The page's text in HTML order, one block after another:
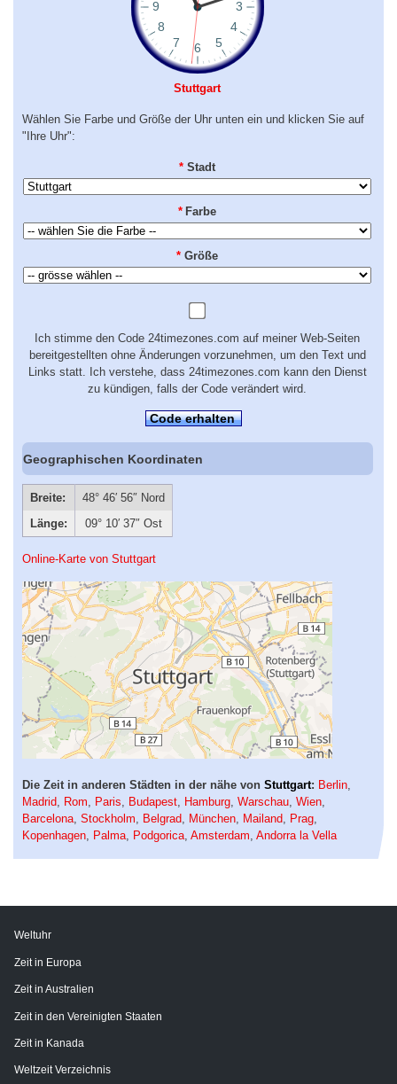
Stuttgart
Wählen Sie Farbe und Größe der Uhr unten ein und klicken Sie auf
"Ihre Uhr":
* Stadt
* Farbe
* Größe
Ich stimme den Code 24timezones.com auf meiner Web-Seiten
bereitgestellten ohne Änderungen vorzunehmen, um den Text und
Links statt. Ich verstehe, dass 24timezones.com kann den Dienst
zu kündigen, falls der Code verändert wird.
Code erhalten
Geographischen Koordinaten
Breite:
48° 46′ 56″ Nord
Länge:
09° 10′ 37″ Ost
Online-Karte von Stuttgart
Die Zeit in anderen Städten in der nähe von Stuttgart: Berlin
Madrid
Rom Paris Budapest Hamburg Warschau Wien
Barcelona Stockholm Belgrad München Mailand Prag
Kopenhagen
Palma Podgorica Amsterdam Andorra la Vella
Weltuhr
Zeit in Europa
Zeit in Australien
Zeit in den Vereinigten Staaten
Zeit in Kanada
Weltzeit Verzeichnis